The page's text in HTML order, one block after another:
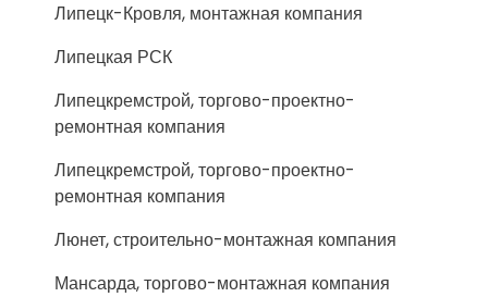
Липецк-Кровля, монтажная компания
Липецкая РСК
Липецкремстрой, торгово-проектно-
ремонтная компания
Липецкремстрой, торгово-проектно-
ремонтная компания
Люнет, строительно-монтажная компания
Мансарда, торгово-монтажная компания